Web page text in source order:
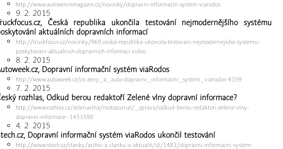
http://www.autoservismagazin.cz/novinky/dopravni-informacni-system-viarodos
9. 2. 2015
Česká republika ukončila testování nejmodernějšího systému
aktuálních dopravních informací
http://truckfocus.cz/novinky/969,ceska-republika-ukoncila-testovani-nejmodernejsiho-systemu-
poskytovani-aktualnich-dopravnich-informaci-video
8. 2. 2015
Dopravní informační systém viaRodos
http://www.autoweek.cz/cs-zeny_a_auto-dopravni_informacni_system_viarodos-4159
7. 2. 2015
rozhlas, Odkud berou redaktoří Zelené vlny dopravní informace?
http://www.rozhlas.cz/zelenavlna/motozurnal/_zprava/odkud-berou-redaktori-zelene-vlny-
dopravni-informace--1451590
4. 2. 2015
Dopravní informační systém viaRodos ukončil testování
http://www.stech.cz/clanky/archiv-a-clanku-a-aktualit/id/1483/dopravni-informacni-system-